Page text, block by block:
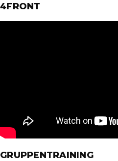
4FRONT
GRUPPENTRAINING